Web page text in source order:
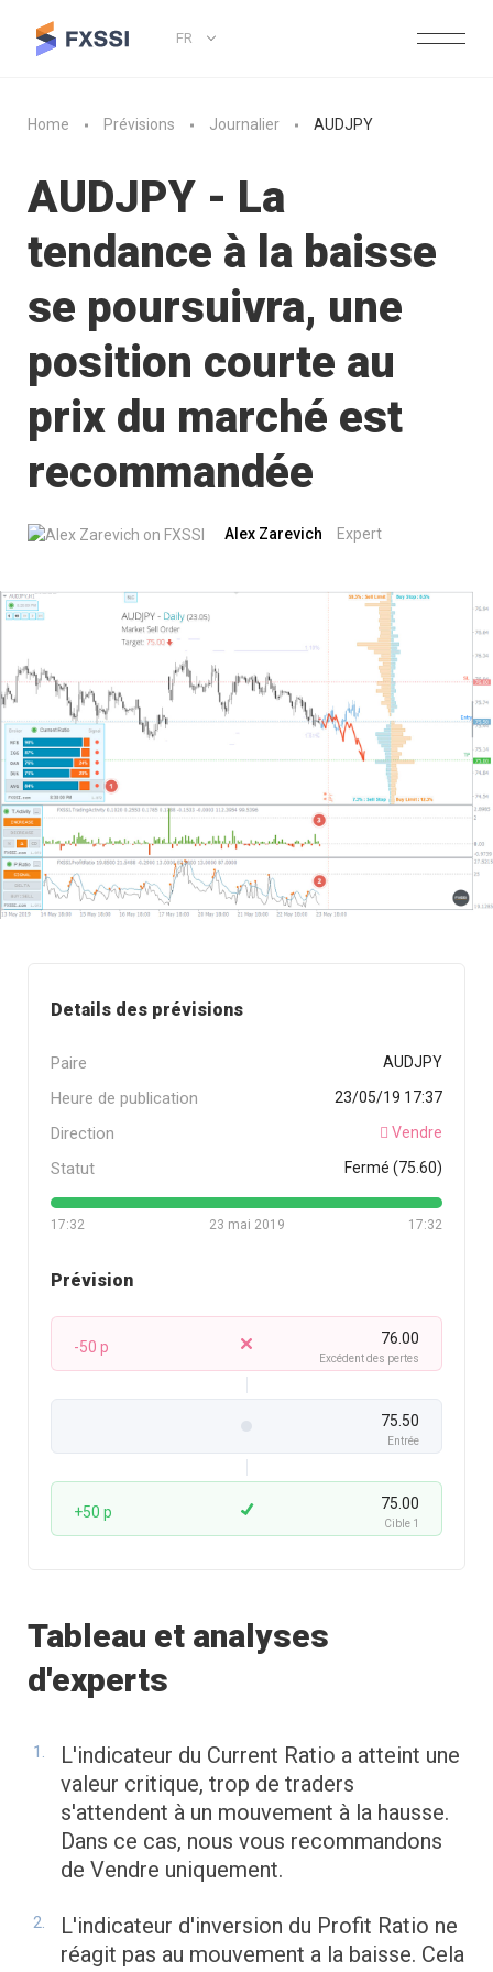
FR
Home Prévisions Journalier AUDJPY
AUDJPY - La
tendance à la baisse
se poursuivra, une
position courte au
prix du marché est
recommandée
Alex Zarevich Expert
Details des prévisions
Paire AUDJPY
Heure de publication 23/05/19 17:37
Direction Vendre
Statut Fermé (75.60)
17:32 17:32
23 mai 2019
Prévision
-50 p 76.00
Excédent des pertes
75.50
Entrée
+50 p 75.00
Cible 1
Tableau et analyses
d'experts
L'indicateur du Current Ratio a atteint une
valeur critique, trop de traders
s'attendent à un mouvement à la hausse.
Dans ce cas, nous vous recommandons
de Vendre uniquement.
L'indicateur d'inversion du Profit Ratio ne
réagit pas au mouvement a la baisse. Cela